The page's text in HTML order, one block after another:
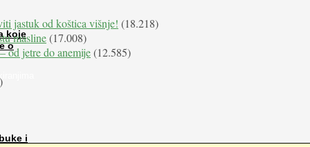
koje
o
i
jastuk od koštica višnje! (18.218)
masline(17.008)
od jetre do anemije(12.585)